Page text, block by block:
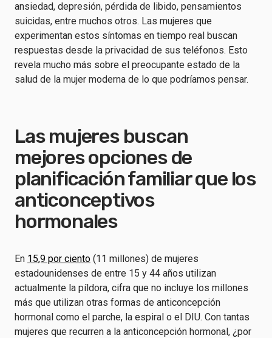
ansiedad, depresión, pérdida de libido, pensamientos
suicidas, entre muchos otros. Las mujeres que
experimentan estos síntomas en tiempo real buscan
respuestas desde la privacidad de sus teléfonos. Esto
revela mucho más sobre el preocupante estado de la
salud de la mujer moderna de lo que podríamos pensar.
Las mujeres buscan
mejores opciones de
planificación familiar que los
anticonceptivos
hormonales
En 15,9 por ciento (11 millones) de mujeres
estadounidenses de entre 15 y 44 años utilizan
actualmente la píldora, cifra que no incluye los millones
más que utilizan otras formas de anticoncepción
hormonal como el parche, la espiral o el DIU. Con tantas
mujeres que recurren a la anticoncepción hormonal, ¿por